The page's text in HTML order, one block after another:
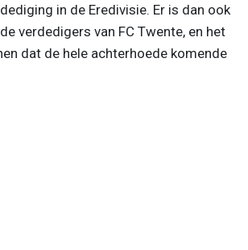
in de Eredivisie. Er is dan ook
verdedigers van FC Twente, en het
dat de hele achterhoede komende